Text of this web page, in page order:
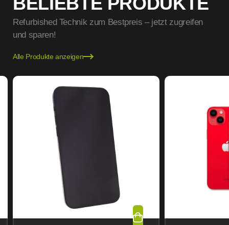
Refurbished Technik zum Bestpreis – jetzt zugreifen
und sparen!
Alle Produkte anzeigen